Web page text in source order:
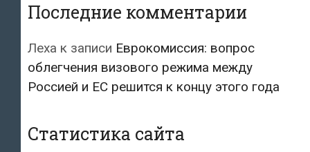
Последние комментарии
Леха к записи Еврокомиссия: вопрос
облегчения визового режима между
Россией и ЕС решится к концу этого года
Статистика сайта